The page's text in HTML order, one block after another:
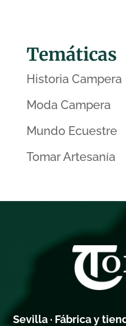
Temáticas
Historia Campera
Moda Campera
Mundo Ecuestre
Tomar Artesanía
Sevilla · Fábrica y